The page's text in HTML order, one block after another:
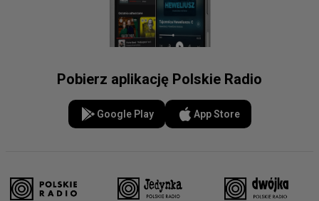
Pobierz aplikację Polskie Radio
Google Play App Store